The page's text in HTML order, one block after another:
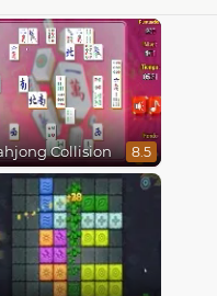
Collision 8.5